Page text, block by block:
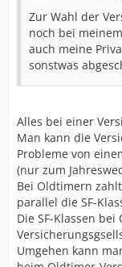
Zur Wahl der
noch bei
auch meine
sonstwas
Alles bei einer
Man kann die
Probleme von
(nur zum
Bei Oldtimern
parallel die SF-
Die SF-Klassen
Umgehen kann